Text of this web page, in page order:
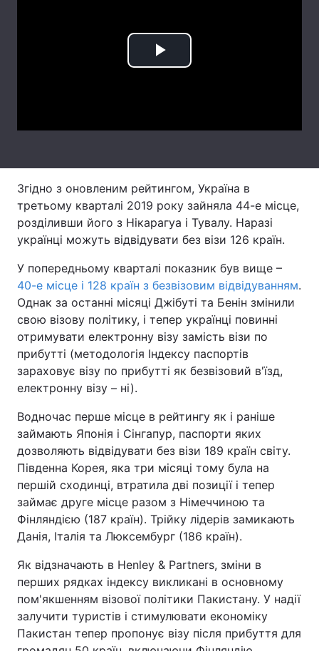
Думки
Тема оформлення
Play
Згідно з оновленим рейтингом, Україна в
третьому кварталі 2019 року зайняла 44-е місце,
розділивши його з Нікарагуа і Тувалу. Наразі
українці можуть відвідувати без візи 126 країн.
У попередньому кварталі показник був вище –
40-е місце і 128 країн з безвізовим відвідуванням.
Однак за останні місяці Джібуті та Бенін змінили
свою візову політику, і тепер українці повинні
отримувати електронну візу замість візи по
прибутті (методологія Індексу паспортів
зараховує візу по прибутті як безвізовий в'їзд,
електронну візу – ні).
Водночас перше місце в рейтингу як і раніше
займають Японія і Сінгапур, паспорти яких
дозволяють відвідувати без візи 189 країн світу.
Південна Корея, яка три місяці тому була на
першій сходинці, втратила дві позиції і тепер
займає друге місце разом з Німеччиною та
Фінляндією (187 країн). Трійку лідерів замикають
Данія, Італія та Люксембург (186 країн).
Як відзначають в Henley & Partners, зміни в
перших рядках індексу викликані в основному
пом'якшенням візової політики Пакистану. У надії
залучити туристів і стимулювати економіку
Пакистан тепер пропонує візу після прибуття для